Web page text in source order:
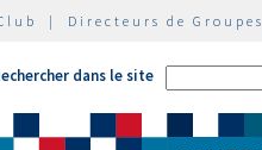
| Directeurs de Groupes
dans le site